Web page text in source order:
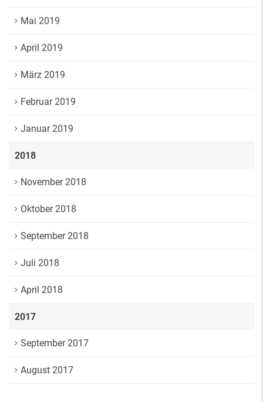
Mai 2019
April 2019
März 2019
Februar 2019
Januar 2019
2018
November 2018
Oktober 2018
September 2018
Juli 2018
April 2018
2017
September 2017
August 2017